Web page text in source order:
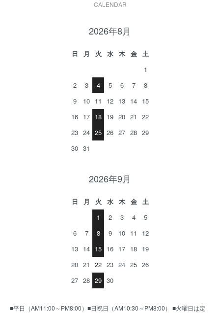
CALENDAR
2026年8月
日 月 火 水 木 金
土
1
2
3 4 5 6 7
8
9
10 11 12 13 14 15
16 17 18 19 20 21
22
23 24 25 26 27 28 29
30 31
2026年9月
日 月 火 水 木 金
土
1
2 3 4
5
6
7 8 9 10 11
12
13 14 15 16 17 18 19
20 21 22 23 24 25 26
27 28 29 30
■平日（AM11:00～PM8:00）■日祝日（AM10:30～PM8:00） ■火曜日は定